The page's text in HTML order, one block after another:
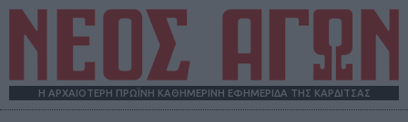
Η ΑΡΧΑΙΟΤΕΡΗ ΠΡΩΪΝΗ ΚΑΘΗΜΕΡΙΝΗ ΕΦΗΜΕΡΙΔΑ ΤΗΣ ΚΑΡΔΙΤΣΑΣ